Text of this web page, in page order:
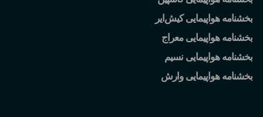
بخشنامه هواپیمایی کیش ایر
بخشنامه هواپیمایی معراج
بخشنامه هواپیمایی نسیم
بخشنامه هواپیمایی وارش